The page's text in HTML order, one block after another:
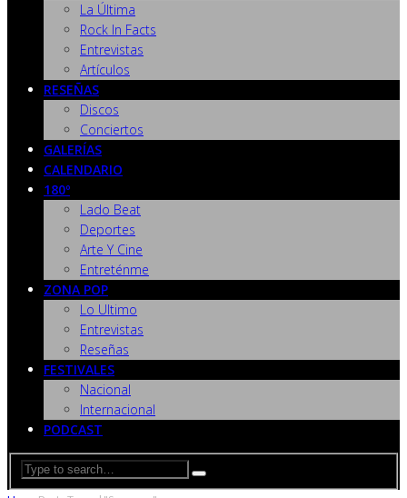
La Última
Rock In Facts
Entrevistas
Artículos
RESEÑAS
Discos
Conciertos
GALERÍAS
CALENDARIO
180º
Lado Beat
Deportes
Arte Y Cine
Entreténme
ZONA POP
Lo Ultimo
Entrevistas
Reseñas
FESTIVALES
Nacional
Internacional
PODCAST